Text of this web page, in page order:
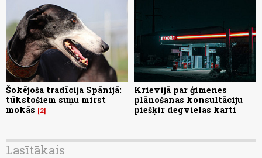
Šokējoša tradīcija Spānijā:
tūkstošiem suņu mirst
mokās
2
Krievijā par ģimenes
plānošanas konsultāciju
piešķir degvielas karti
Lasītākais